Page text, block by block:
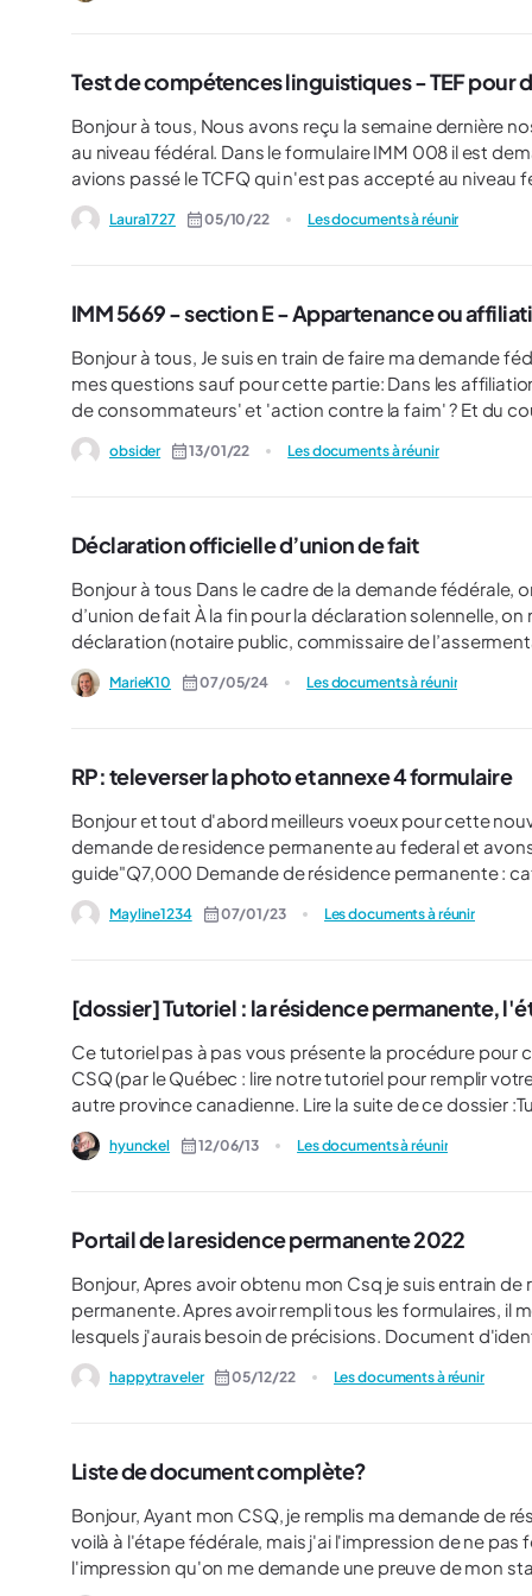
Test de compétences linguistiques - TEF pour
Bonjour à tous, Nous avons reçu la semaine dernière nos CSQ et nous apprêtons à préparer notre dossier pour la RP
au niveau fédéral. Dans le formulaire IMM 008 il est demandé les résultats de Test de Français. Pour le CSQ, nous
avions passé le TCFQ qui n'est pas accepté au niveau
questions donc : - Dois-je bien repasser un test de français, malgré l'obtention du CSQ avec déjà un test de français
prouvé ? - Je suis le demandeur principal du dossier, mon mari doit-il également passer le test de français ? Je ne
Laura1727 05/10/22 Les documents à réunir
IMM 5669 - section E - Appartenance ou
Bonjour à tous, Je suis en train de faire ma demande fédérale et j'ai pu trouver pratiquement toutes les réponses à
mes questions sauf pour cette partie: Dans les affiliations aux organisations doit-on mettre par exemple '60 millions
de consommateurs' et 'action contre la faim' ? Et du
l’organisation' je met par exemple simple memebre ou
demande. Merci beaucoup !
obsider 13/01/22 Les documents à réunir
Déclaration officielle d’union de fait
Bonjour à tous Dans le cadre de la demande fédérale, on me demande remplir le IMM 5409- déclaration officielle
d’union de fait À la fin pour la déclaration solennelle, on me demande le nom de la personne qui a administré la
déclaration (notaire public, commissaire de l’assermentation,
MarieK10 07/05/24 Les documents à réunir
RP: televerser la photo et annexe 4 formulaire
Bonjour et tout d'abord meilleurs voeux pour cette nouvelle annee! Nous sommes dans les
demande de residence permanente au federal et avons les 2
guide"Q7,000 Demande de résidence permanente :
information du gouvernement en ligne ne mentionnent
puisque destinée aux "candidat provincial"). Mais
avons en format papier les photos aux dimentions
adresser en ligne en version dématérialisée.
Mayline1234 07/01/23 Les documents à réunir
[dossier] Tutoriel : la résidence permanente,
Ce tutoriel pas à pas vous présente la procédure
CSQ (par le Québec : lire notre tutoriel pour remplir
autre province canadienne. Lire la suite de ce dossier :Tutoriel : la résidence permanente, l'étape fédérale Sommaire :
Chapitre 1 : Introduction Chapitre 2 : À quel moment le remplir et les étapes à respecter ? Chapitre 3 : Rassembler les
documents Chapitre 4 : Le formulaire IMM 5690F
hyunckel 12/06/13 Les documents à réunir
Portail de la residence permanente 2022
Bonjour, Apres avoir obtenu mon Csq je suis entrain de remplir ma demande sur le nouveau portail de la résidence
permanente. Apres avoir rempli tous les formulaires, il me reste maintenant à telecharger certains documents pour
lesquels j'aurais besoin de précisions. Document d'identité et détat civil : Carte nationale d'identité ou Certificat
d'acte de naissance? -Preuve de statut : Permis de travail actuel? -Preuve de votre présence actuelle au Canada :
Mon CSQ ? -Preuve de compétences linguistiques : Diplôme francais (bac)? Il est aussi demandé (Imm0008 il me
happytraveler 05/12/22 Les documents à réunir
Liste de document complète?
Bonjour, Ayant mon CSQ, je remplis ma demande de résidence permanente, travailleur qualifié par le Québec, Me
voilà à l'étape fédérale, mais j'ai l'impression de ne pas fournir assez
l'impression qu'on me demande une preuve de mon statut actuel au Canada